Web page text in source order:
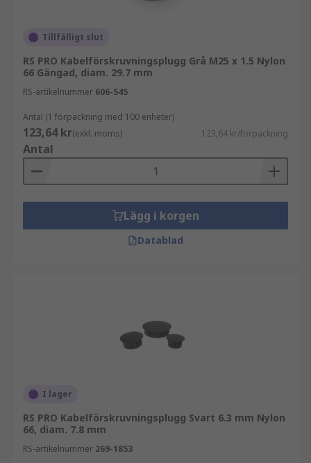
Tillfälligt slut
RS PRO Kabelförskruvningsplugg Grå M25 x 1.5 Nylon
66 Gängad, diam. 29.7 mm
RS-artikelnummer 606-545
Antal (1 förpackning med 100 enheter)
123,64 kr(exkl. moms) 123,64 kr/förpackning
Antal
Lägg i korgen
Datablad
I lager
RS PRO Kabelförskruvningsplugg Svart 6.3 mm Nylon
66, diam. 7.8 mm
RS-artikelnummer 269-1853